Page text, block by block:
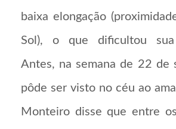
baixa elongação
Sol), o que dificultou sua
Antes, na semana de 22 de
pôde ser visto no céu ao
Monteiro disse que entre